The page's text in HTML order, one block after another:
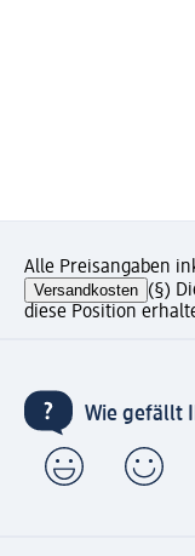
Alle Preisangaben
Versandkosten (§)
diese Position
Wie gefällt